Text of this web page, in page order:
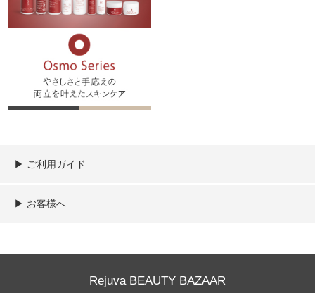
▶︎ ご利用ガイド
ご利用ガイド
決済／配送／送料について
取り扱い商品一覧
顧客情報の取扱について
特定商取引法の表記
▶︎ お客様へ
Rejuva BEAUTY BAZAAR